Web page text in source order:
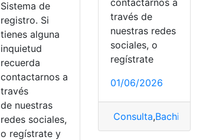
Infancia ,LACartoons Sitio web,Web
Sistema de
registro. Si
tienes alguna
inquietud
recuerda
contactarnos a
través
de nuestras
redes sociales,
o regístrate y
través de
nuestras redes
sociales, o
regístrate
01/06/2026
Consulta,Bachiller